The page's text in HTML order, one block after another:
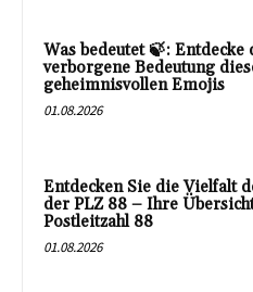
Was bedeutet 🍃: Entdecke
verborgene Bedeutung
geheimnisvollen Emojis
01.08.2026
Entdecken Sie die Vielfalt
der PLZ 88 – Ihre
Postleitzahl 88
01.08.2026